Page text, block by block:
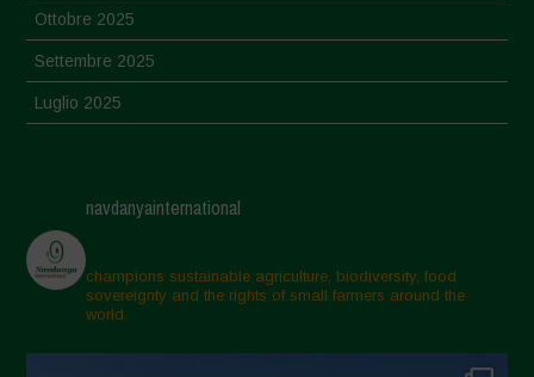
Ottobre 2025
Settembre 2025
Luglio 2025
Aprile 2025
Marzo 2025
Febbraio 2025
Gennaio 2025
navdanyainternational
champions sustainable agriculture, biodiversity, food
sovereignty and the rights of small farmers around the
world.